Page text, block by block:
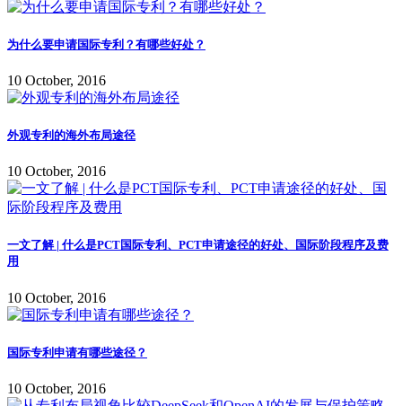
为什么要申请国际专利？有哪些好处？
10 October, 2016
外观专利的海外布局途径
10 October, 2016
一文了解 | 什么是PCT国际专利、PCT申请途径的好处、国际阶段程序及费
用
10 October, 2016
国际专利申请有哪些途径？
10 October, 2016